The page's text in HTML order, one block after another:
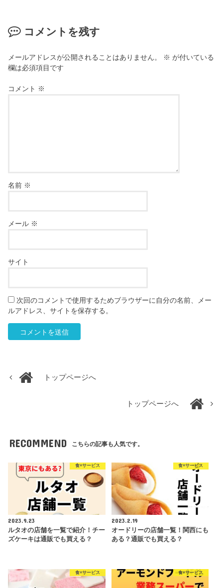
コメントを残す
メールアドレスが公開されることはありません。 ※ が付いている
欄は必須項目です
コメント ※
名前 ※
メール ※
サイト
次回のコメントで使用するためブラウザーに自分の名前、メー
ルアドレス、サイトを保存する。
トップページへ
トップページへ
RECOMMEND こちらの記事も人気です。
食×サービス
2023.9.23
ルタオの店舗を一覧で紹介！チー
ズケーキは通販でも買える？
食×サービス
2023.2.19
オードリーの店舗一覧！関西にも
ある？通販でも買える？
食×サービス 食×サービス